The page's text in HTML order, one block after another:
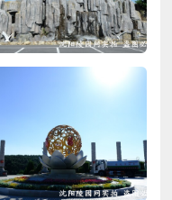
信誉至上、全心全意
客户之所需，2017
免费寄存骨灰。这
面针对我园的客户，
，请持身份证及死亡
特点：墓地是生者悼
静之所，是给往生人
之地，选择好格局，
域（项目） 1、墓位